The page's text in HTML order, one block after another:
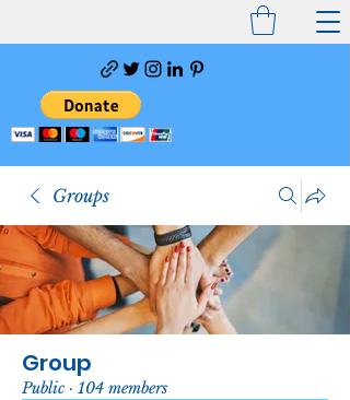
Groups
Group
Public · 104 members